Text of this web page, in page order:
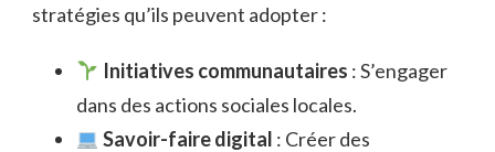
stratégies qu’ils peuvent adopter :
Initiatives communautaires : S’engager
dans des actions sociales locales.
Savoir-faire digital : Créer des